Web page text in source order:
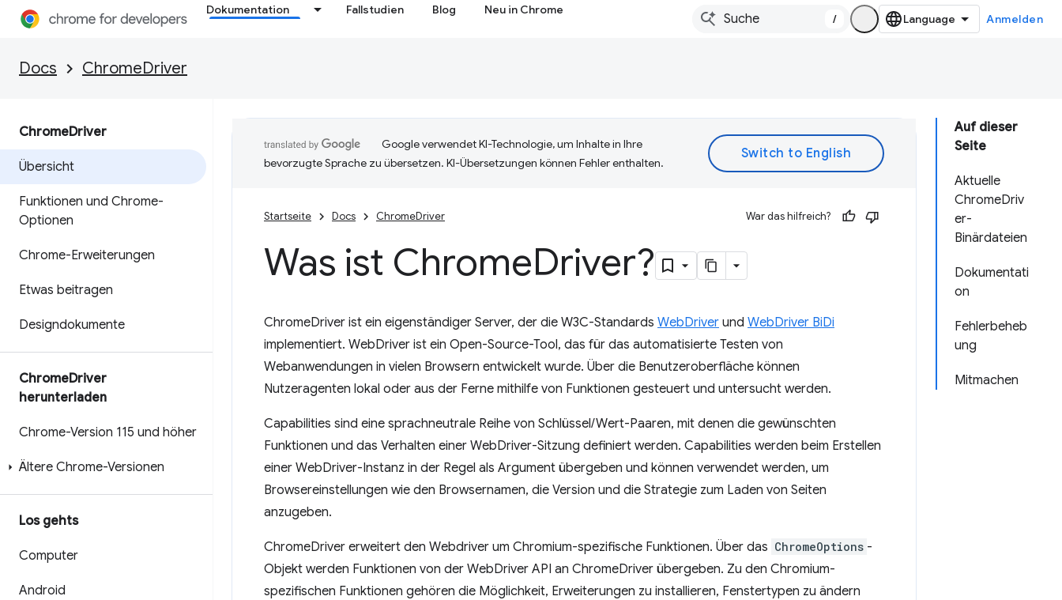
Dokumentation Fallstudien Blog Neu in Chrome
/ Anmelden
Docs ChromeDriver
ChromeDriver
Übersicht
Funktionen und Chrome-
Optionen
Chrome-Erweiterungen
Etwas beitragen
Designdokumente
ChromeDriver
herunterladen
Chrome-Version 115 und höher
Ältere Chrome-Versionen
Los gehts
Computer
Android
Auf dieser
Seite
Aktuelle
ChromeDriv
er-
Binärdateien
Dokumentati
on
Fehlerbeheb
ung
Mitmachen
Google verwendet KI-Technologie, um Inhalte in Ihre
bevorzugte Sprache zu übersetzen. KI-Übersetzungen können Fehler enthalten.
Startseite Docs ChromeDriver War das hilfreich?
Was ist ChromeDriver?
ChromeDriver ist ein eigenständiger Server, der die W3C-Standards WebDriver und WebDriver BiDi
implementiert. WebDriver ist ein Open-Source-Tool, das für das automatisierte Testen von
Webanwendungen in vielen Browsern entwickelt wurde. Über die Benutzeroberfläche können
Nutzeragenten lokal oder aus der Ferne mithilfe von Funktionen gesteuert und untersucht werden.
Capabilities sind eine sprachneutrale Reihe von Schlüssel/Wert-Paaren, mit denen die gewünschten
Funktionen und das Verhalten einer WebDriver-Sitzung definiert werden. Capabilities werden beim Erstellen
einer WebDriver-Instanz in der Regel als Argument übergeben und können verwendet werden, um
Browsereinstellungen wie den Browsernamen, die Version und die Strategie zum Laden von Seiten
anzugeben.
ChromeDriver erweitert den Webdriver um Chromium-spezifische Funktionen. Über das ChromeOptions -
Objekt werden Funktionen von der WebDriver API an ChromeDriver übergeben. Zu den Chromium-
spezifischen Funktionen gehören die Möglichkeit, Erweiterungen zu installieren, Fenstertypen zu ändern